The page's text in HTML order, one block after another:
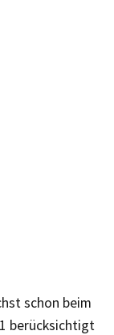
schon beim
berücksichtigt